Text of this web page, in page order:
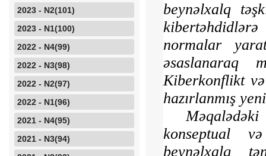
2023 - N2(101)
2023 - N1(100)
2022 - N4(99)
2022 - N3(98)
2022 - N2(97)
2022 - N1(96)
2021 - N4(95)
2021 - N3(94)
beynəlxalq
normalar
əsaslanaraq
Kiberkonflikt
ha­zırlanmış
konseptual
beynəlxalq